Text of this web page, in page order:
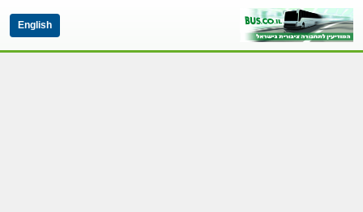
English